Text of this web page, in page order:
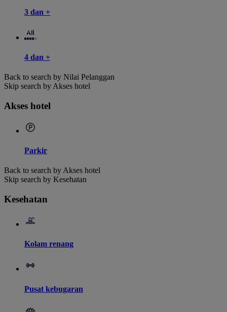
3 dan +
4 dan +
Back to search by Nilai Pelanggan
Skip search by Akses hotel
Akses hotel
Parkir
Back to search by Akses hotel
Skip search by Kesehatan
Kesehatan
Kolam renang
Pusat kebugaran